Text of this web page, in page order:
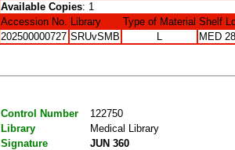
Available Copies: 1
Accession No. Library Type of Material Shelf
202500000727 SRUvSMB L MED
Control Number
122750
Library
Medical Library
Signature
JUN 360